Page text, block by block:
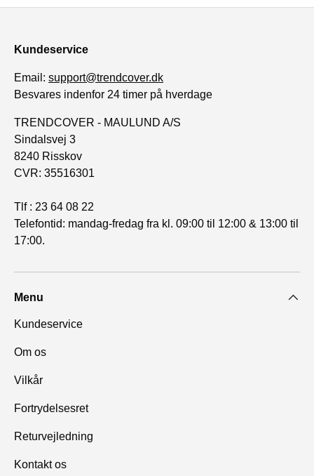
Kundeservice
Email: support@trendcover.dk
Besvares indenfor 24 timer på hverdage
TRENDCOVER - MAULUND A/S
Sindalsvej 3
8240 Risskov
CVR: 35516301
Tlf : 23 64 08 22
Telefontid: mandag-fredag fra kl. 09:00 til 12:00 & 13:00 til
17:00.
Menu
Kundeservice
Om os
Vilkår
Fortrydelsesret
Returvejledning
Kontakt os